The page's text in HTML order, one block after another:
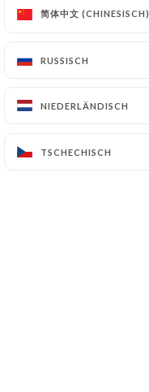
简体中文 (CHINESISCH)
RUSSISCH
NIEDERLÄNDISCH
TSCHECHISCH
简体中文 (CHINESISCH)
RUSSISCH
NIEDERLÄNDISCH
TSCHECHISCH